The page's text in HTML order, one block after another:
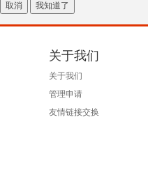
取消 我知道了
关于我们
关于我们
管理申请
友情链接交换